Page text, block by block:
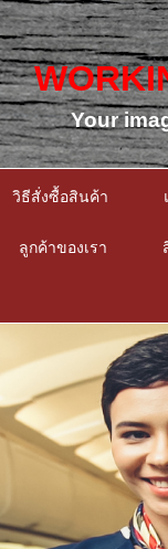
Your
วิธีสั่งซื้อสินค้า
ลูกค้าของเรา